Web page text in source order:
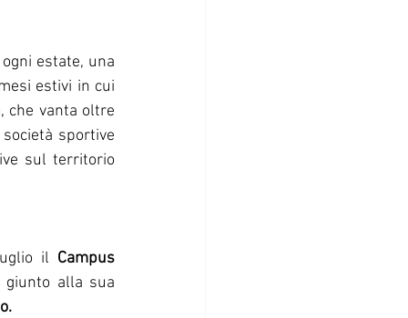
estate, una
estivi in cui
che vanta oltre
sportive
sul territorio
il Campus
giunto alla sua